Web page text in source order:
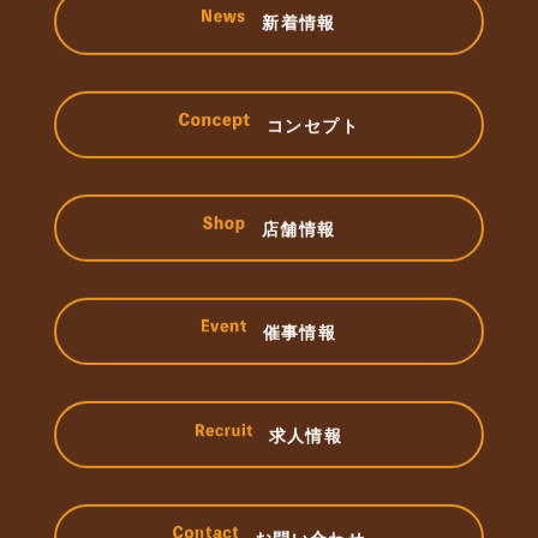
新着情報
コンセプト
店舗情報
催事情報
求人情報